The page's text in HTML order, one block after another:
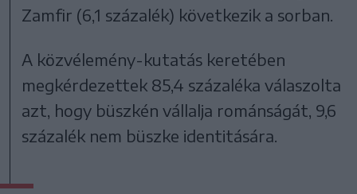
Zamfir (6,1 százalék) következik a sorban.
A közvélemény-kutatás keretében
megkérdezettek 85,4 százaléka válaszolta
azt, hogy büszkén vállalja románságát, 9,6
százalék nem büszke identitására.